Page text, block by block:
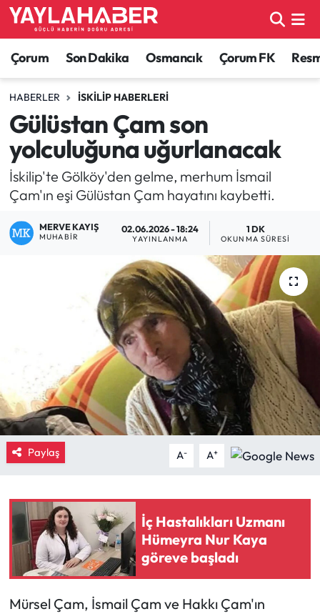
Çorum Son Dakika Osmancık Çorum FK
HABERLER İSKILIP HABERLERI
Gülüstan Çam son
yolculuğuna uğurlanacak
İskilip'te Gölköy'den gelme, merhum İsmail
Çam'ın eşi Gülüstan Çam hayatını kaybetti.
MERVE KAYIŞ
MUHABIR
02.06.2026 - 18:24
YAYINLANMA
1 DK
OKUNMA SÜRESI
Paylaş A- A+
İç Hastalıkları Uzmanı
Hümeyra Nur Kaya
göreve başladı
Mürsel Çam, İsmail Çam ve Hakkı Çam'ın
Alaca Haberleri
Bayat Haberleri
Bilgi - Keşfet Haberleri
Bilim ve Teknoloji
Boğazkale Haberleri
Çorum Haberleri
Çorum Son Dakika Haberleri
Dodurga Haberleri
Ekonomi
Güncel
İskilip Haberleri
Kimdir?
Kültür Sanat
Laçin Haberleri
Çorum Nöbetçi Eczaneler
Çorum Hava Durumu
Çorum Namaz Vakitleri
Çorum Trafik Yoğunluk Haritası
TFF 1.Lig Puan Durumu ve Fikstür
Tüm Manşetler
Son Dakika Haberleri
Haber Arşivi